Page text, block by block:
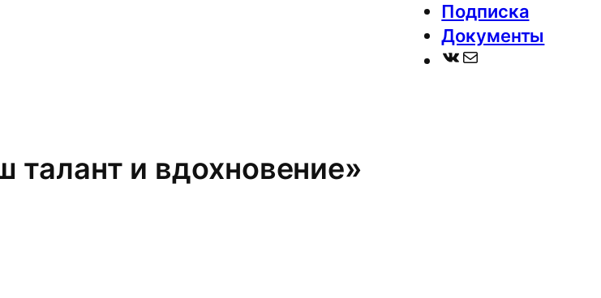
Подписка
Документы
ВКонтакте
Почта
и вдохновение»